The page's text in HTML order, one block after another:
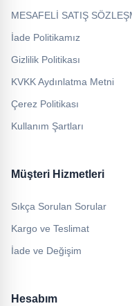
MESAFELİ SATIŞ
İade Politikamız
Gizlilik Politikası
KVKK Aydınlatma Metni
Çerez Politikası
Kullanım Şartları
Müşteri Hizmetleri
Sıkça Sorulan Sorular
Kargo ve Teslimat
İade ve Değişim
Hesabım